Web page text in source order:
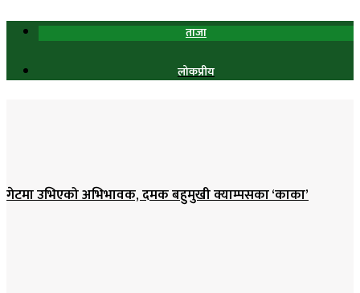
ताजा
लोकप्रीय
गेटमा उभिएको अभिभावक, दमक बहुमुखी क्याम्पसका ‘काका’